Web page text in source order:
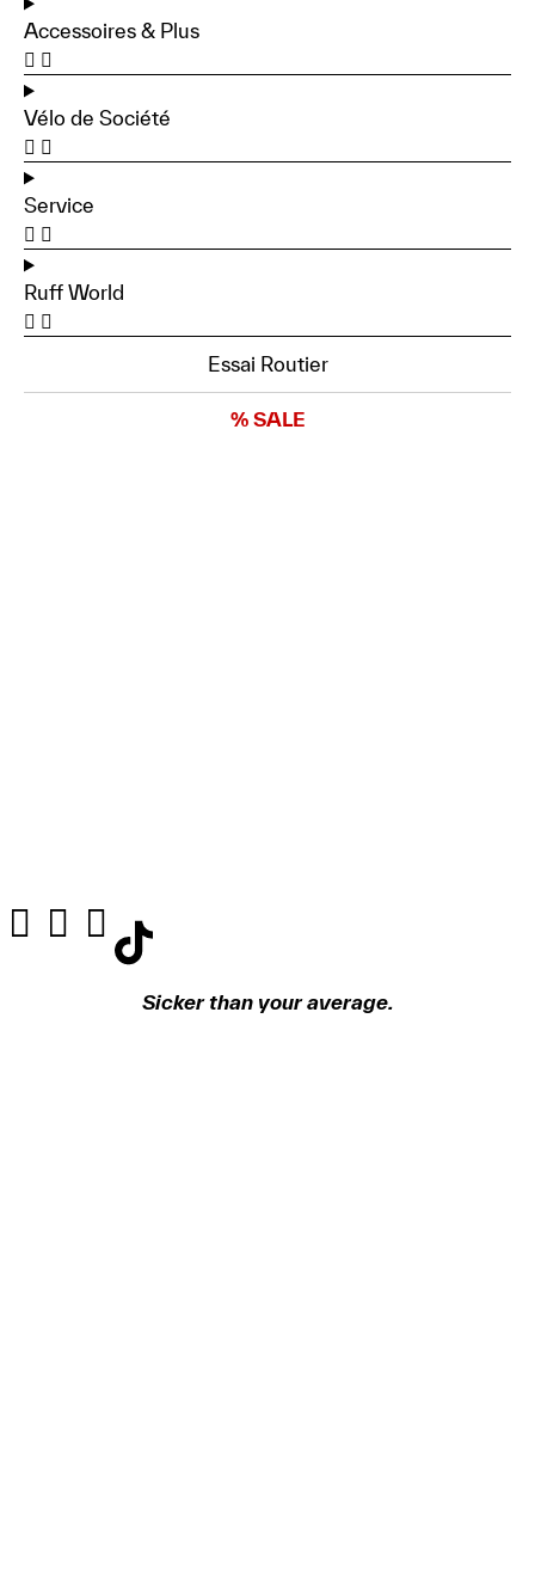
Accessoires & Plus
Vélo de Société
Service
Ruff World
Essai Routier
% SALE
Sicker than your average.